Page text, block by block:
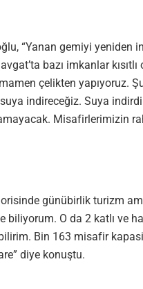
“Yanan gemiyi yeniden
bazı imkanlar kısıtlı
çelikten yapıyoruz.
indireceğiz. Suya
Misafirlerimizin
günübirlik turizm
biliyorum. O da 2 katlı ve
Bin 163 misafir
diye konuştu.